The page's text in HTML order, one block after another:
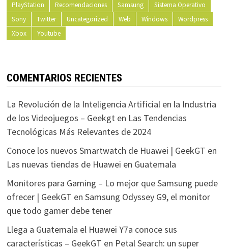
PlayStation
Recomendaciones Samsung
Sistema Operativo
Sony
Twitter Uncategorized Web Windows
Wordpress
Xbox
Youtube
COMENTARIOS RECIENTES
La Revolución de la Inteligencia Artificial en la Industria
de los Videojuegos – Geekgten Las Tendencias
Tecnológicas Más Relevantes de 2024
Conoce los nuevos Smartwatch de Huawei | GeekGT en
Las nuevas tiendas de Huawei en Guatemala
Monitores para Gaming – Lo mejor que Samsung puede
ofrecer | GeekGT en Samsung Odyssey G9, el monitor
que todo gamer debe tener
Llega a Guatemala el Huawei Y7a conoce sus
características – GeekGT en Petal Search: un super